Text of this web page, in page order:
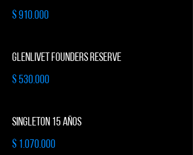
$ 910.000
GLENLIVET FOUNDERS RESERVE
$ 530.000
SINGLETON 15 AÑOS
$ 1.070.000